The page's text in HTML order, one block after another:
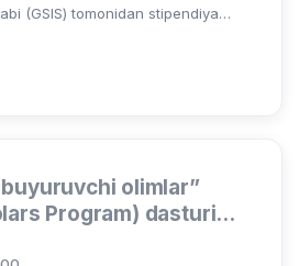
(GSIS) tomonidan stipendiya
talabalarni qabul qilish
olimlar”
Program) dasturiga